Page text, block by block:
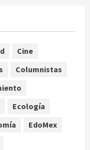
a Canadá y
del Premundial
bajan en
Inegi
Cine
Columnistas
Ecología
EdoMex